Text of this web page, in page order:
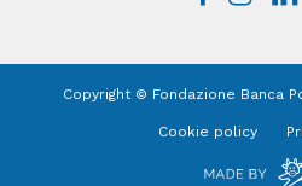
Copyright © Fondazione Banca
Cookie policy